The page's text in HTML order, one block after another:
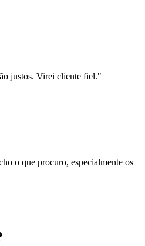
justos. Virei cliente fiel."
o que procuro, especialmente os